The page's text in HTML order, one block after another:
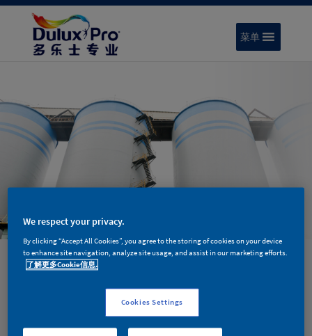
菜单
高效能聚氨酯体系
多乐士专业高性能聚氨酯体系是双组分、
化学固化的高固含量厚浆型体系。该体系
具有极佳的光泽度和保色性，对化学物质
腐蚀和溶剂侵蚀有极佳抵抗性。
We respect your privacy.
By clicking “Accept All Cookies”, you agree to the storing of cookies on your device
to enhance site navigation, analyze site usage, and assist in our marketing efforts.
了解更多Cookie信息.
Cookies Settings